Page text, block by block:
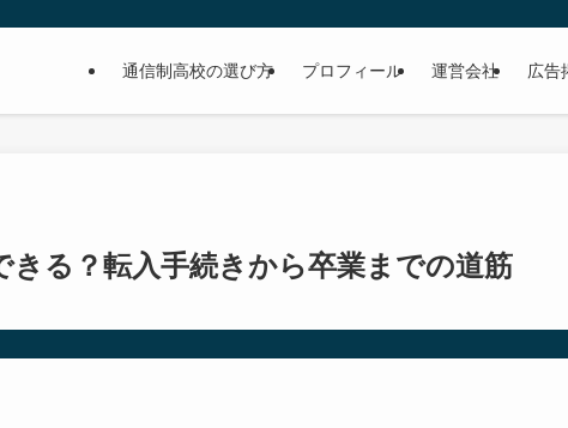
通信制高校の選び方 プロフィール 運営会社 広告
きる？転入手続きから卒業までの道筋